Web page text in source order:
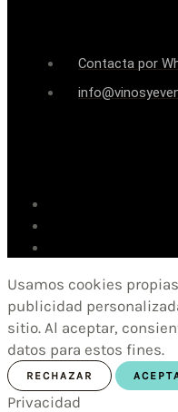
Contacta por
Usamos cookies
publicidad
sitio. Al aceptar,
datos para estos fines.
RECHAZAR
Privacidad